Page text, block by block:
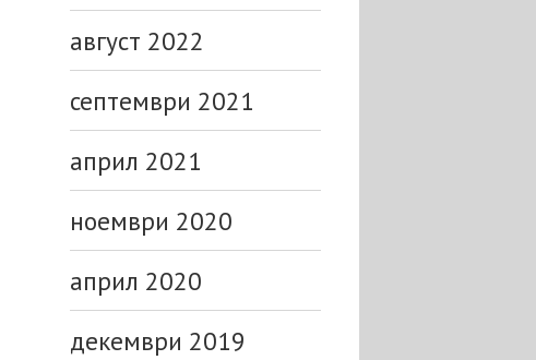
август 2022
септември 2021
април 2021
ноември 2020
април 2020
декември 2019